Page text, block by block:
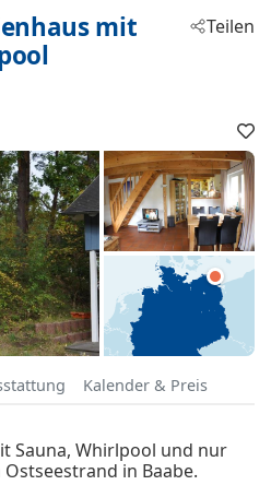
mit
Teilen
Kalender & Preis
Sauna, Whirlpool und nur
in Baabe.